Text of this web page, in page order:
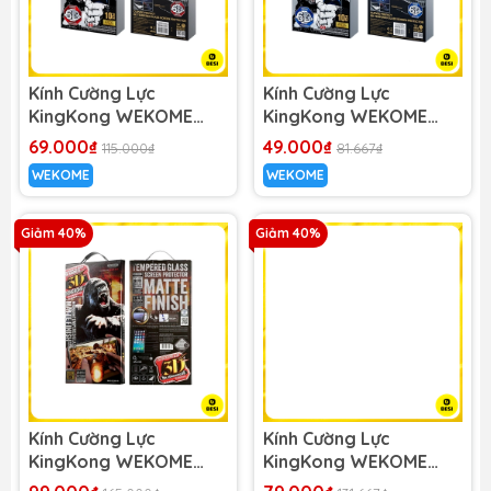
Kính Cường Lực
KingKong WEKOME
WTP-056 Upine Series
Kingkong 6D Screen
Protector (Chống nhìn
trộm)
69.000₫ 115.000₫
WEKOME
Kính Cường Lực
KingKong WEKOME
WTP-040 Upine Series
Kingkong 6D Screen
Protector (HD)
49.000₫ 81.667₫
WEKOME
Giảm 40%
Kính Cường Lực
KingKong WEKOME
WTP-030 Kingkong 3D
Giảm 40%
Kính Cường Lực
KingKong WEKOME
WTP-009 Kingkong 3D